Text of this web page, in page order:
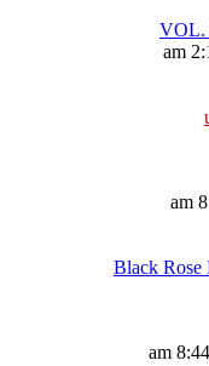
Black Rose